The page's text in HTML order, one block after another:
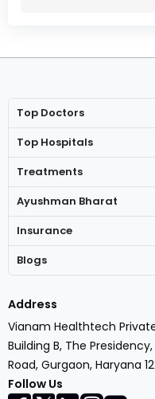
Top Doctors
Top Hospitals
Treatments
Ayushman Bharat
Insurance
Blogs
Address
Vianam Healthtech
Building B, The
Road, Gurgaon, Haryana
Follow Us